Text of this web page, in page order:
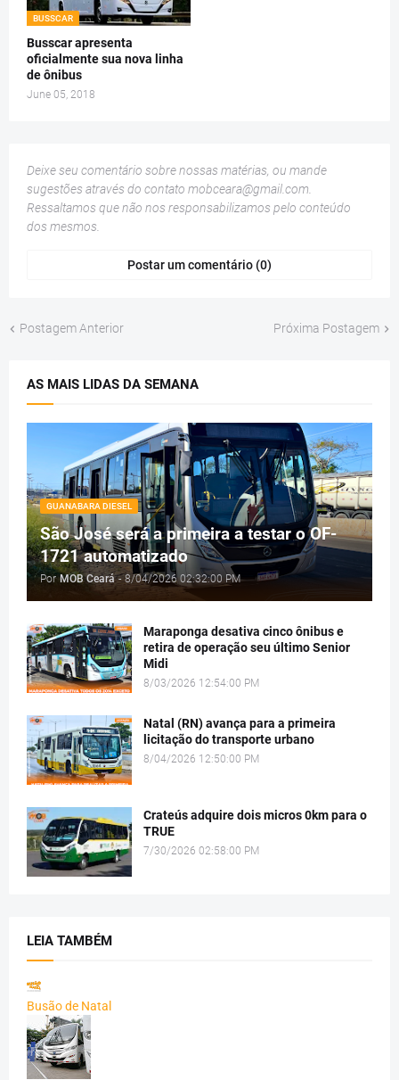
BUSSCAR
Busscar apresenta
oficialmente sua nova linha
de ônibus
June 05, 2018
Deixe seu comentário sobre nossas matérias, ou mande
sugestões através do contato mobceara@gmail.com.
Ressaltamos que não nos responsabilizamos pelo conteúdo
dos mesmos.
Postar um comentário (0)
Postagem Anterior Próxima Postagem
AS MAIS LIDAS DA SEMANA
GUANABARA DIESEL
São José será a primeira a testar o OF-
1721 automatizado
Por MOB Ceará - 8/04/2026 02:32:00 PM
Maraponga desativa cinco ônibus e
retira de operação seu último Senior
Midi
8/03/2026 12:54:00 PM
Natal (RN) avança para a primeira
licitação do transporte urbano
8/04/2026 12:50:00 PM
Crateús adquire dois micros 0km para o
TRUE
7/30/2026 02:58:00 PM
LEIA TAMBÉM
Busão de Natal